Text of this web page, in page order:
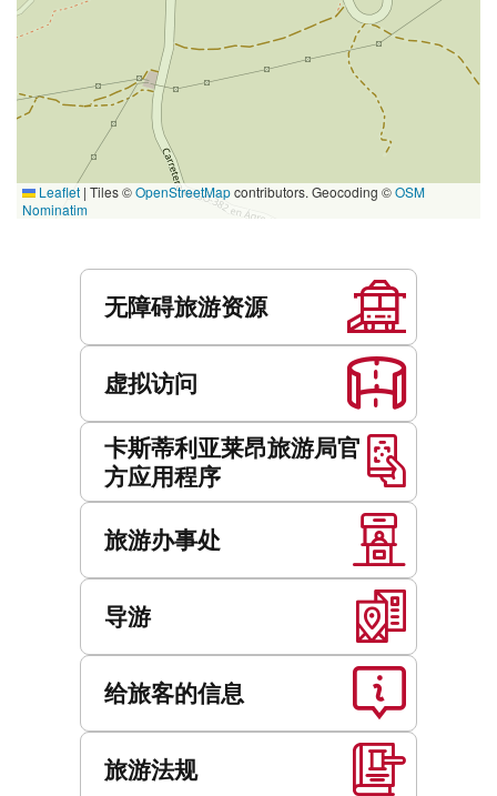
Leaflet | Tiles ©OpenStreetMapcontributors. Geocoding ©OSM
Nominatim
无障碍旅游资源
虚拟访问
卡斯蒂利亚莱昂旅游局官
方应用程序
旅游办事处
导游
给旅客的信息
旅游法规